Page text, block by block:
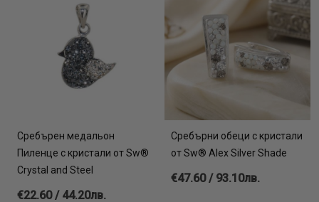
Сребърен медальон
Пиленце с кристали от Sw®
Crystal and Steel
€22.60 / 44.20лв.
Сребърни обеци с кристали
от Sw® Alex Silver Shade
€47.60 / 93.10лв.